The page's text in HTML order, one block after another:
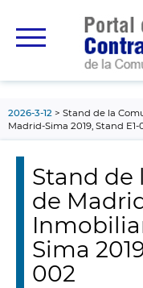
principal
2026-3-12
Stand de la
Madrid-Sima 2019, Stand E1-
Stand de
de
Sima
002